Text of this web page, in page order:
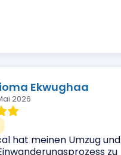
Ekwughaa
2026
hat meinen Umzug und
zu